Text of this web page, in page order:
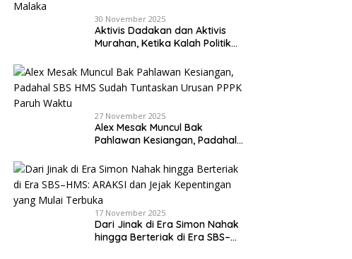
30 November 2025
Aktivis Dadakan dan Aktivis
Murahan, Ketika Kalah Politik
di Malaka
27 November 2025
Alex Mesak Muncul Bak
Pahlawan Kesiangan, Padahal
Urusan PPPK Paruh Waktu
17 November 2025
Dari Jinak di Era Simon Nahak
hingga Berteriak di Era SBS–